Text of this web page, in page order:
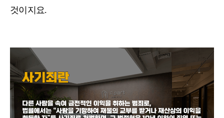
것이지요.